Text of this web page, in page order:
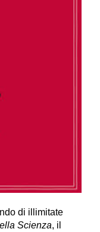
di illimitate
Scienza, il